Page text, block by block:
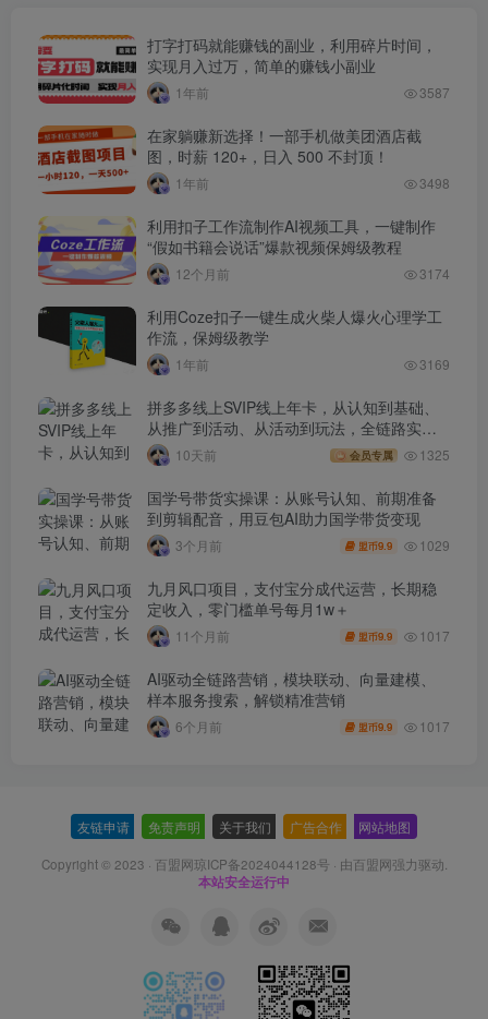
打字打码就能赚钱的副业，利用碎片时间，
实现月入过万，简单的赚钱小副业
1年前 3587
在家躺赚新选择！一部手机做美团酒店截
图，时薪 120+，日入 500 不封顶！
1年前 3498
利用扣子工作流制作AI视频工具，一键制作
“假如书籍会说话”爆款视频保姆级教程
12个月前 3174
利用Coze扣子一键生成火柴人爆火心理学工
作流，保姆级教学
1年前 3169
拼多多线上SVIP线上年卡，从认知到基础、
从推广到活动、从活动到玩法，全链路实战
(260730)
10天前 会员专属 1325
国学号带货实操课：从账号认知、前期准备
到剪辑配音，用豆包AI助力国学带货变现
3个月前 盟币9.9 1029
九月风口项目，支付宝分成代运营，长期稳
定收入，零门槛单号每月1w＋
11个月前 盟币9.9 1017
AI驱动全链路营销，模块联动、向量建模、
样本服务搜索，解锁精准营销
6个月前 盟币9.9 1017
友链申请 免责声明 关于我们 广告合作 网站地图
Copyright © 2023 · 百盟网琼ICP备2024044128号 · 由百盟网强力驱动.
本站安全运行中